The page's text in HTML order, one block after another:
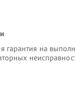
гарантия на